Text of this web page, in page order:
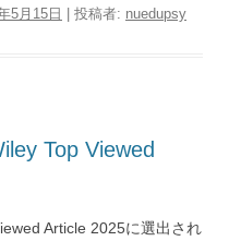
5月15日 投稿者: nuedupsy
Top Viewed
Article 2025に選出され